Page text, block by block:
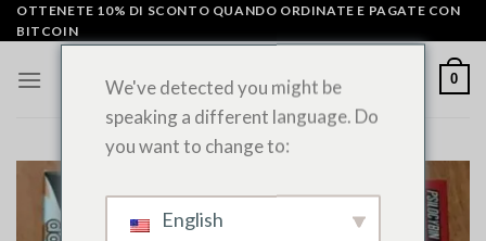
Vai
al
OTTENETE 10% DI SCONTO QUANDO ORDINATE E PAGATE CON
BITCOIN
0
We've detected you might be
speaking a different language. Do
you want to change to:
English